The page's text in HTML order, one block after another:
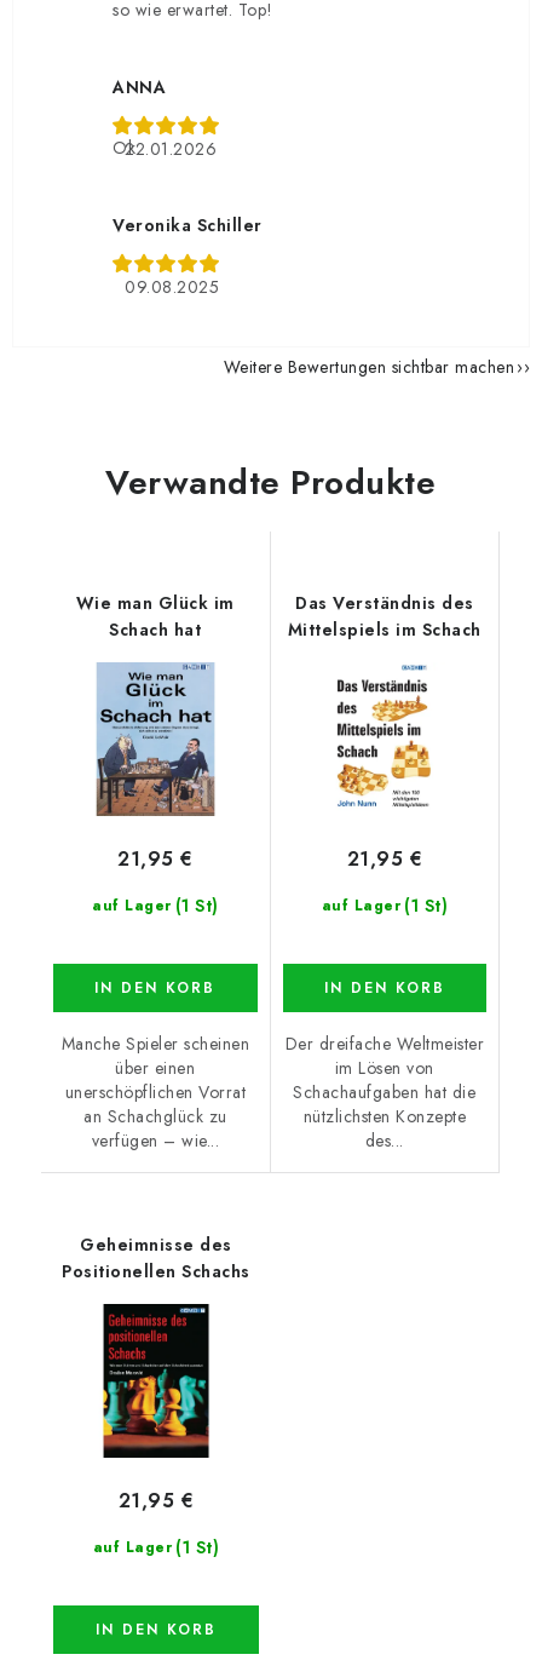
so wie erwartet. Top!
ANNA
22.01.2026
Ok
Veronika Schiller
09.08.2025
Weitere Bewertungen sichtbar machen
Verwandte Produkte
Wie man Glück im
Schach hat
auf Lager (1 St)
21,95 €
IN DEN KORB
Manche Spieler scheinen
über einen
unerschöpflichen Vorrat
an Schachglück zu
verfügen – wie...
Das Verständnis des
Mittelspiels im Schach
auf Lager (1 St)
21,95 €
IN DEN KORB
Der dreifache Weltmeister
im Lösen von
Schachaufgaben hat die
nützlichsten Konzepte
des...
Geheimnisse des
Positionellen Schachs
auf Lager (1 St)
21,95 €
IN DEN KORB